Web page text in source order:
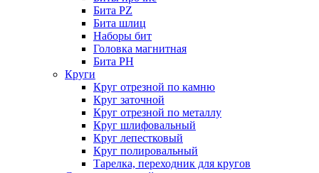
Бита PZ
Бита шлиц
Наборы бит
Головка магнитная
Бита PH
Круги
Круг отрезной по камню
Круг заточной
Круг отрезной по металлу
Круг шлифовальный
Круг лепестковый
Круг полировальный
Тарелка, переходник для кругов